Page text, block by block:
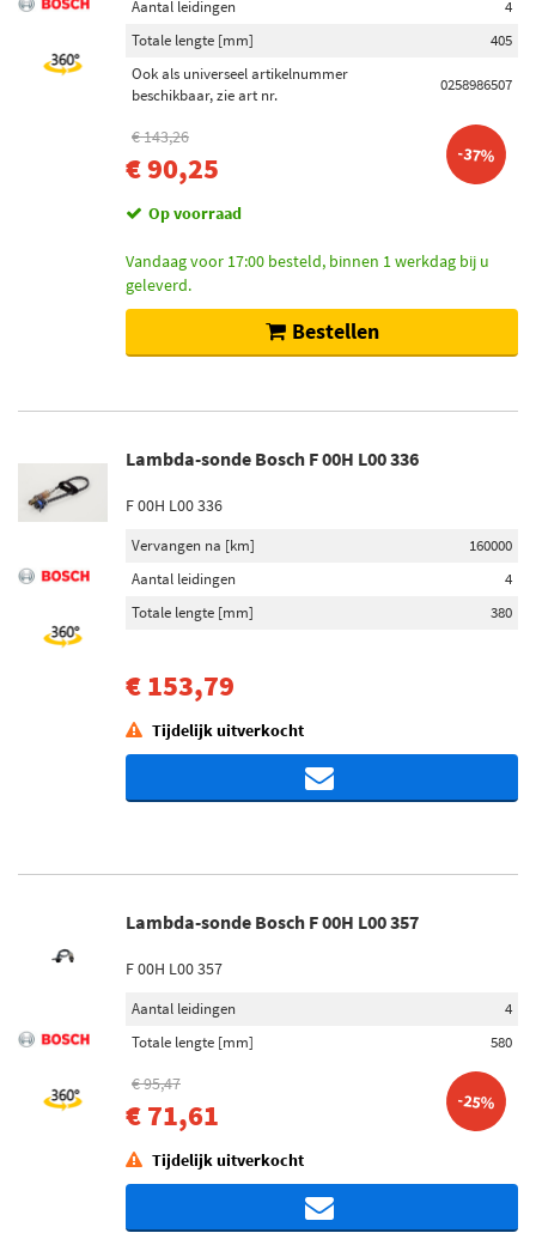
Aantal leidingen
4
Totale lengte [mm]
405
Ook als universeel artikelnummer
beschikbaar, zie art nr.
0258986507
€ 143,26
€ 90,25 -37%
Op voorraad
Vandaag voor 17:00 besteld, binnen 1 werkdag bij u
geleverd.
Bestellen
Lambda-sonde Bosch F 00H L00 336
F 00H L00 336
Vervangen na [km]
160000
Aantal leidingen
4
Totale lengte [mm]
380
€ 153,79
Tijdelijk uitverkocht
Lambda-sonde Bosch F 00H L00 357
F 00H L00 357
Aantal leidingen
4
Totale lengte [mm]
580
€ 95,47
€ 71,61 -25%
Tijdelijk uitverkocht